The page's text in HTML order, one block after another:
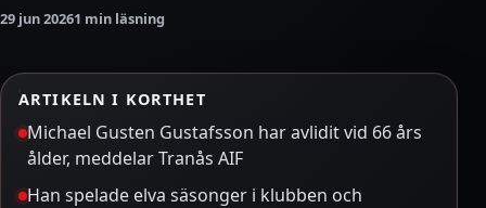
29 jun 20261 min läsning
ARTIKELN I KORTHET
Michael Gusten Gustafsson har avlidit vid 66 års
ålder, meddelar Tranås AIF
Han spelade elva säsonger i klubben och